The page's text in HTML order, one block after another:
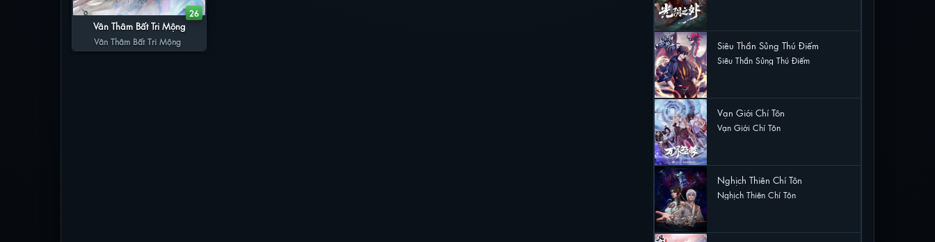
26
Vân Thâm Bất Tri Mộng
Vân Thâm Bất Tri Mộng Siêu Thần Sủng Thú Điếm
Siêu Thần Sủng Thú Điếm
Vạn Giới Chí Tôn
Vạn Giới Chí Tôn
Nghịch Thiên Chí Tôn
Nghịch Thiên Chí Tôn